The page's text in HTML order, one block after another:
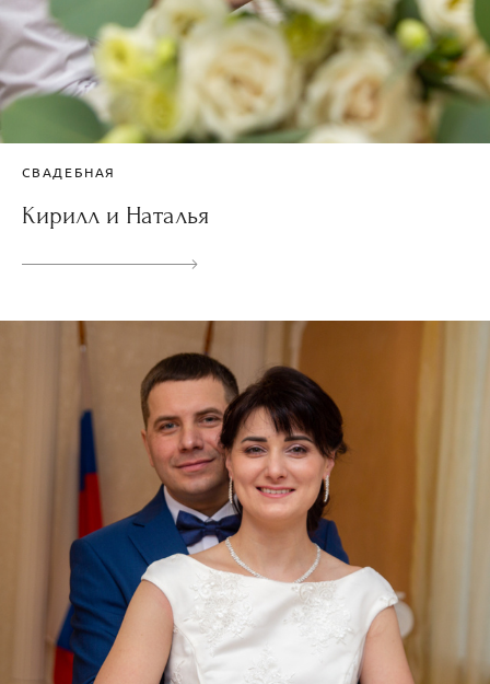
СВАДЕБНАЯ
Кирилл и Наталья